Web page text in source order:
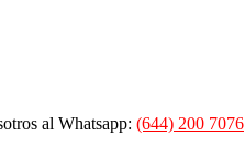
al Whatsapp: (644) 200 7076